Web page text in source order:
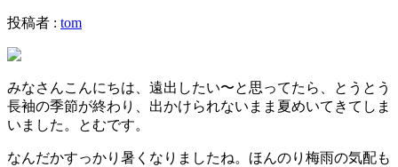
投稿者 : tom
みなさんこんにちは、遠出したい〜と思ってたら、とうとう
長袖の季節が終わり、出かけられないまま夏めいてきてしま
いました。とむです。
なんだかすっかり暑くなりましたね。ほんのり梅雨の気配も